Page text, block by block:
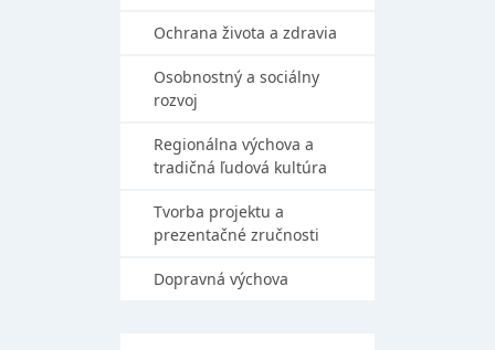
Ochrana života a zdravia
Osobnostný a sociálny
rozvoj
Regionálna výchova a
tradičná ľudová kultúra
Tvorba projektu a
prezentačné zručnosti
Dopravná výchova